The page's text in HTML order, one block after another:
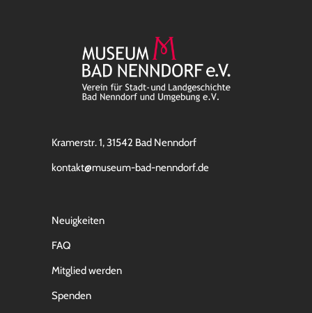
Kramerstr. 1, 31542 Bad Nenndorf
kontakt@museum-bad-nenndorf.de
Neuigkeiten
FAQ
Mitglied werden
Spenden